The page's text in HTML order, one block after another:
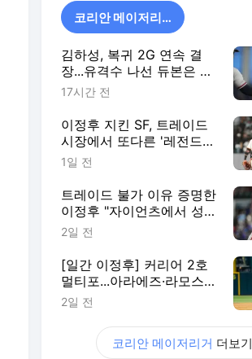
코리안 메이저리거
김하성, 복귀 2G 연속 결
장...유격수 나선 듀본은 2
안타·ATL 6연승
17시간 전
이정후 지킨 SF, 트레이드
시장에서 또다른 '레전드
주니어' 품었다
1일 전
트레이드 불가 이유 증명한
이정후 "자이언츠에서 성공
하고 싶다"
2일 전
[일간 이정후] 커리어 2호
멀티포...아라에즈·라모스
떠난 날, SF 공격 주도
2일 전
코리안 메이저리거 더보기